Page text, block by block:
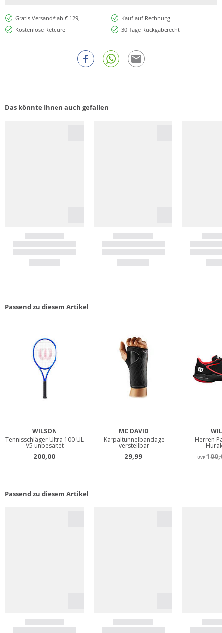
Gratis Versand* ab € 129,-
Kauf auf Rechnung
Kostenlose Retoure
30 Tage Rückgaberecht
Das könnte Ihnen auch gefallen
Passend zu diesem Artikel
Passend zu diesem Artikel